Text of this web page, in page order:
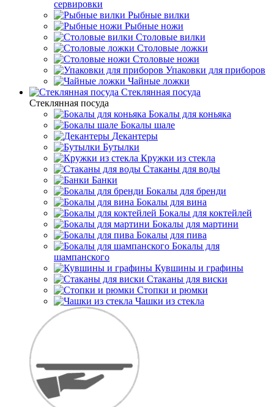
сервировки
Рыбные вилки
Рыбные ножи
Столовые вилки
Столовые ложки
Столовые ножи
Упаковки для приборов
Чайные ложки
Стеклянная посуда
Стеклянная посуда
Бокалы для коньяка
Бокалы шале
Декантеры
Бутылки
Кружки из стекла
Стаканы для воды
Банки
Бокалы для бренди
Бокалы для вина
Бокалы для коктейлей
Бокалы для мартини
Бокалы для пива
Бокалы для
шампанского
Кувшины и графины
Стаканы для виски
Стопки и рюмки
Чашки из стекла